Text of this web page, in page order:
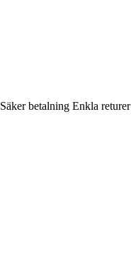
Säker betalning Enkla returer